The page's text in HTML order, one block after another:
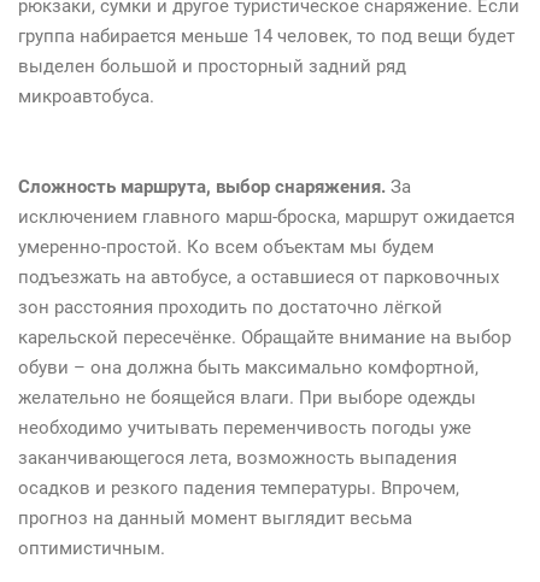
рюкзаки, сумки и другое туристическое снаряжение. Если
группа набирается меньше 14 человек, то под вещи будет
выделен большой и просторный задний ряд
микроавтобуса.
Сложность маршрута, выбор снаряжения. За
исключением главного марш-броска, маршрут ожидается
умеренно-простой. Ко всем объектам мы будем
подъезжать на автобусе, а оставшиеся от парковочных
зон расстояния проходить по достаточно лёгкой
карельской пересечёнке. Обращайте внимание на выбор
обуви – она должна быть максимально комфортной,
желательно не боящейся влаги. При выборе одежды
необходимо учитывать переменчивость погоды уже
заканчивающегося лета, возможность выпадения
осадков и резкого падения температуры. Впрочем,
прогноз на данный момент выглядит весьма
оптимистичным.